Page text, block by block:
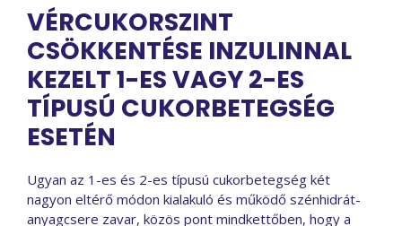
VÉRCUKORSZINT
CSÖKKENTÉSE INZULINNAL
KEZELT 1-ES VAGY 2-ES
TÍPUSÚ CUKORBETEGSÉG
ESETÉN
Ugyan az 1-es és 2-es típusú cukorbetegség két
nagyon eltérő módon kialakuló és működő szénhidrát-
anyagcsere zavar, közös pont mindkettőben, hogy a